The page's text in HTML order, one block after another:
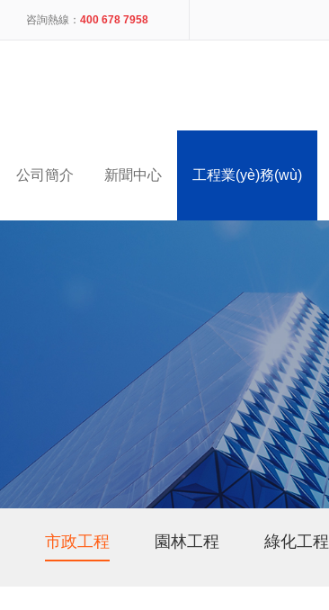
咨詢熱線： 400 678 7958
公司簡介 新聞中心 工程業(yè)務(wù)
市政工程 園林工程 綠化工程